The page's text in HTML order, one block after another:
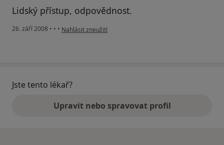
Lidský přístup, odpovědnost.
26. září 2008 • • • podle názoru uživatele Miroslav Z.
Nahlásit zneužití
Jste tento lékař?
Upravit nebo spravovat profil